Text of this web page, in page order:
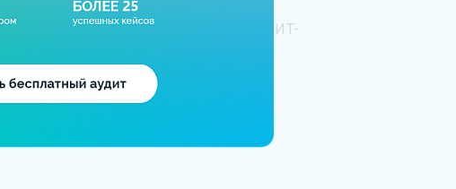
— Реализуем интеграции различной
сложности и оперативно выстраиваем ИТ-